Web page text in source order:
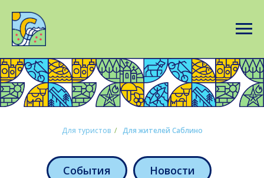
Для туристов / Для жителей Саблино
События Новости